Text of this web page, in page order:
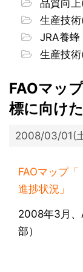
品質向
生産技
JRA養蜂
生産技
FAOマッ
標に向け
2008/03/01(
FAOマップ
進捗状況」
2008年3月
部）